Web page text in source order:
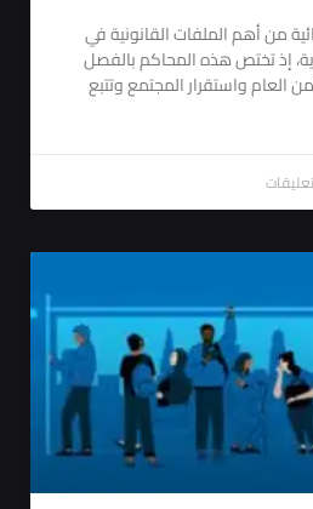
من أهم الملفات القانونية في
إذ تختص هذه المحاكم بالفصل
العام واستقرار المجتمع وتتبع